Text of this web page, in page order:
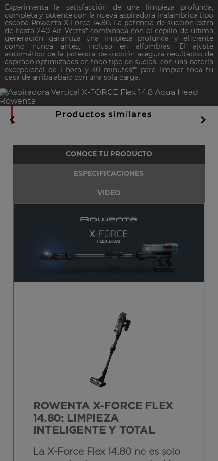
Experimenta la satisfacción de una limpieza profunda,
completa y potente con la nueva aspiradora inalámbrica tipo
escoba Rowenta X-Force 14.80. La potencia de succión extra
de hasta 240 Air Watts* combinada con el cepillo de última
generación garantiza una limpieza profunda y eficiente
como nunca antes, incluso en alfombras. El ajuste
automático de la potencia de succión asegura resultados de
aspirado optimizados en todo tipo de suelos, con una batería
excepcional de 1 hora y 30 minutos** para limpiar toda tu
casa de arriba abajo con una sola carga.
Productos similares
CONOCE TU PRODUCTO
ESPECIFICACIONES
VIDEO